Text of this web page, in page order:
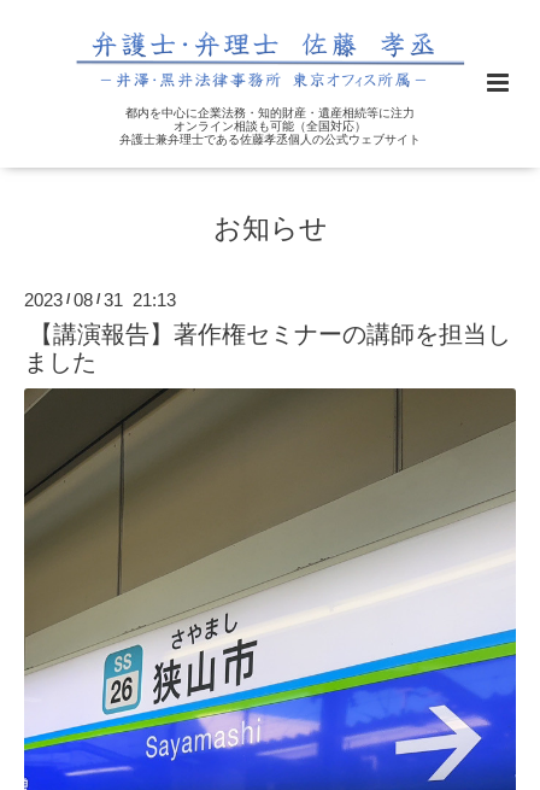
都内を中心に企業法務・知的財産・遺産相続等に注力
オンライン相談も可能（全国対応）
弁護士兼弁理士である佐藤孝丞個人の公式ウェブサイト
お知らせ
2023 /08 /31 21:13
【講演報告】著作権セミナーの講師を担当し
ました